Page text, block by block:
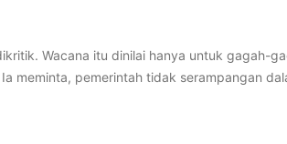
Wacana itu dinilai hanya untuk gagah-
meminta, pemerintah tidak serampangan